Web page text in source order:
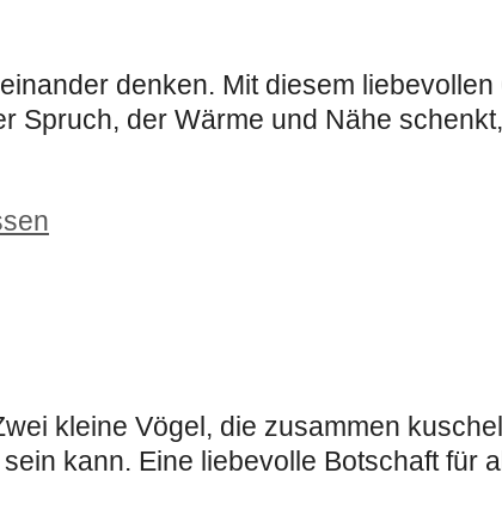
denken. Mit diesem
Spruch, der Wärme und Nähe
kleine Vögel, die zusammen
kann. Eine liebevolle Botschaft für